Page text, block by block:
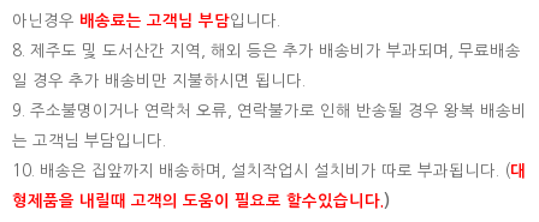
아닌경우 배송료는 고객님 부담입니다.
8. 제주도 및 도서산간 지역, 해외 등은 추가 배송비가 부과되며, 무료배송
일 경우 추가 배송비만 지불하시면 됩니다.
9. 주소불명이거나 연락처 오류, 연락불가로 인해 반송될 경우 왕복 배송비
는 고객님 부담입니다.
10. 배송은 집앞까지 배송하며, 설치작업시 설치비가 따로 부과됩니다. (대
형제품을 내릴때 고객의 도움이 필요로 할수있습니다. )